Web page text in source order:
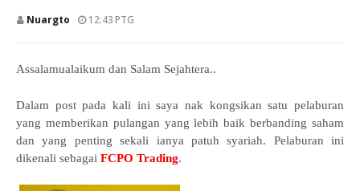
Nuargto 12:43 PTG
Assalamualaikum dan Salam Sejahtera..
Dalam post pada kali ini saya nak kongsikan satu pelaburan
yang memberikan pulangan yang lebih baik berbanding saham
dan yang penting sekali ianya patuh syariah. Pelaburan ini
dikenali sebagai FCPO Trading.